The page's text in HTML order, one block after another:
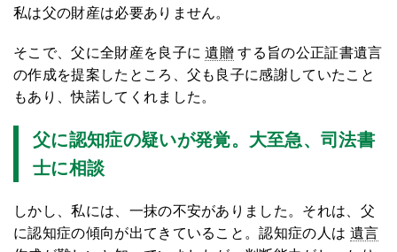
私は父の財産は必要ありません。
そこで、父に全財産を良子に遺贈 する旨の公正証書遺言
の作成を提案したところ、父も良子に感謝していたこと
もあり、快諾してくれました。
父に認知症の疑いが発覚。大至急、司法書
士に相談
しかし、私には、一抹の不安がありました。それは、父
に認知症の傾向が出てきていること。認知症の人は 遺言